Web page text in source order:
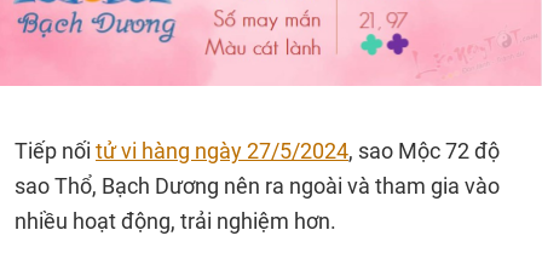
Tiếp nối tử vi hàng ngày 27/5/2024, sao Mộc 72 độ
sao Thổ, Bạch Dương nên ra ngoài và tham gia vào
nhiều hoạt động, trải nghiệm hơn.